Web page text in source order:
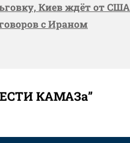
Киев ждёт от
с Ираном
КАМАЗа”